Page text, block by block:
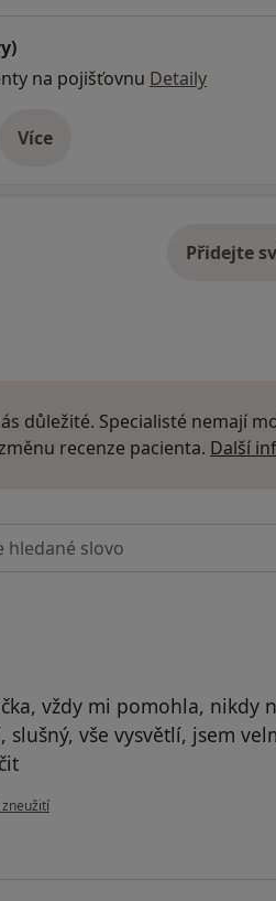
na pojišťovnu Detaily
Víceo adrese
Přidejte
důležité. Specialisté nemají
recenze pacienta. Další
názorech
vždy mi pomohla, nikdy
vše vysvětlí, jsem
uživatele Drak